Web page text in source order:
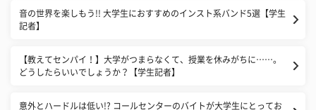
音の世界を楽しもう!! 大学生におすすめのインスト系バンド5選【学生
記者】
【教えてセンパイ！】大学がつまらなくて、授業を休みがちに……。
どうしたらいいでしょうか？【学生記者】
意外とハードルは低い!? コールセンターのバイトが大学生にとってお